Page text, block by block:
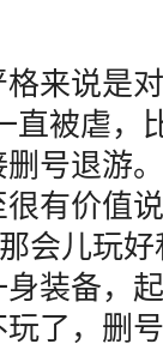
来说是
直被虐，
号退游
有价值
会儿玩
装备，
了，删